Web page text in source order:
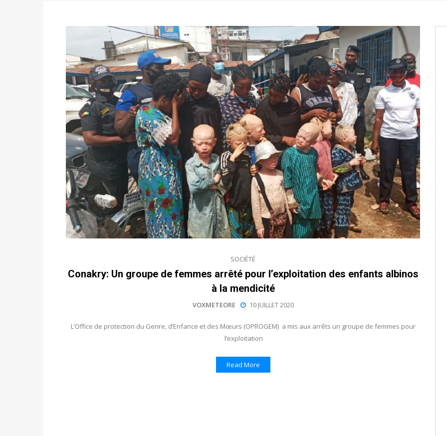
Politique-Double scrutin du 31 mai : retrait des cartes d’électeurs possible
du 16 au 31 mai 2026
Politique-Délégués de bureaux de vote : vos informations à transmettre
avant le 16 mai 2026 à 16h
Politique-Proclamation des résultats globaux provisoires et des
statistiques des législatives et communales : ce 4 juin à 18h
Politique - Suite de la publication des résultats partiels des élections de mai
ce 03 juin à 14h
SOCIÉTÉ
Conakry: Un groupe de femmes arrêté pour l’exploitation des enfants albinos
à la mendicité
VOXMETEORE 10 JUILLET 2020
L’Office de protection du Genre, d’Enfance et des Mœurs (OPROGEM) a mis aux arrêts un groupe de femmes pour
l’exploitation
Read More